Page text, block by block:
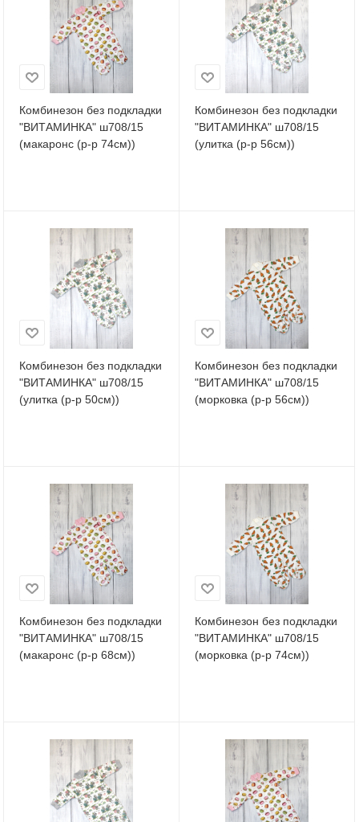
Комбинезон без подкладки
"ВИТАМИНКА" ш708/15
(макаронс (р-р 74см))
Комбинезон без подкладки
"ВИТАМИНКА" ш708/15
(улитка (р-р 56см))
Комбинезон без подкладки
"ВИТАМИНКА" ш708/15
(улитка (р-р 50см))
Комбинезон без подкладки
"ВИТАМИНКА" ш708/15
(морковка (р-р 56см))
Комбинезон без подкладки
"ВИТАМИНКА" ш708/15
(макаронс (р-р 68см))
Комбинезон без подкладки
"ВИТАМИНКА" ш708/15
(морковка (р-р 74см))